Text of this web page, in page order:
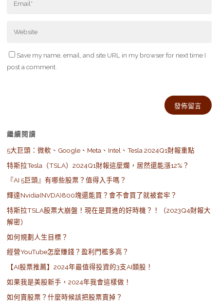
Save my name, email, and site URL in my browser for next time I
post a comment.
繼續閱讀
5大巨頭：微軟、Google、Meta、Intel、Tesla 2024Q1財報重點
特斯拉Tesla（TSLA）2024Q1財報這麼爛，居然還能漲12%？
『AI 5巨頭』有哪些股票？值得入手嗎？
輝達Nvidia(NVDA)800塊還能買？會不會買了就被套牢？
特斯拉TSLA股票大崩盤！現在是買進的好時機？！（2023Q4財報大
解密）
如何規劃人生目標？
經營YouTube怎麼賺錢？盈利門檻多高？
【AI股票推薦】2024年最值得投資的3支AI類股！
如果我是美股新手，2024年我會這樣做！
如何賣股票？什麼時候該把股票賣掉？